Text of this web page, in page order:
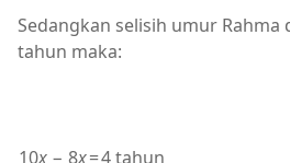
Sedangkan selisih umur Rahma
tahun maka:
10x − 8x=4 tahun